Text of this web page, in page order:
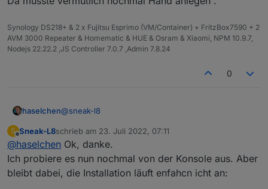
Hast Du einen Tipp, wie ich den SQL-Adapter wieder
Synology DS218+ & 2 x Fujitsu Esprimo (VM/Container) + FritzBox7590 + 2
AVM 3000 Repeater & Homematic & HUE & Osram & Xiaomi, NPM 10.9.7,
Nodejs 22.22.2 ,JS Controller 7.0.7 ,Admin 7.8.24
0
haselchen@sneak-l8
Wenn er gelöscht wäre würdest du kein Upgrade
machen.
Sieht man auch an der Version 0.0.0
Da musste vermutlich nochmal Hand anlegen .
S
Offline
Sneak-L8schrieb am 23. Juli 2022, 07:11
zuletzt editiert von
@haselchen Ok, danke.
Ich probiere es nun nochmal von der Konsole aus. Aber
bleibt dabei, die Installation läuft enfahcn icht an: